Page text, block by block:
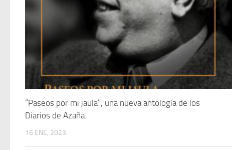
“Paseos por mi jaula”, una nueva antología de los
Diarios de Azaña.
16 ENE, 2023